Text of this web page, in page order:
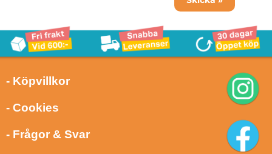
- Köpvillkor
- Cookies
- Frågor & Svar